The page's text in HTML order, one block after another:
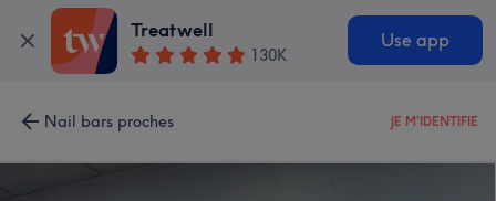
Treatwell
130K
Use app
Nail bars proches JE M'IDENTIFIE